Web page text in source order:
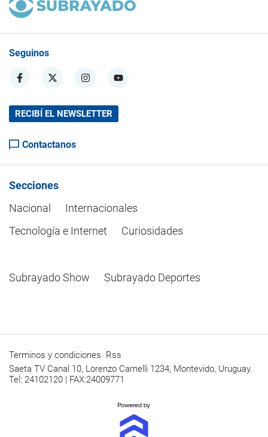
Seguinos
RECIBÍ EL NEWSLETTER
Contactanos
Secciones
Nacional
Internacionales
Tecnología e Internet
Curiosidades
Subrayado Show Subrayado Deportes
Terminos y condiciones Rss
Saeta TV Canal 10, Lorenzo Carnelli 1234, Montevido, Uruguay.
Tel: 24102120 | FAX:24009771